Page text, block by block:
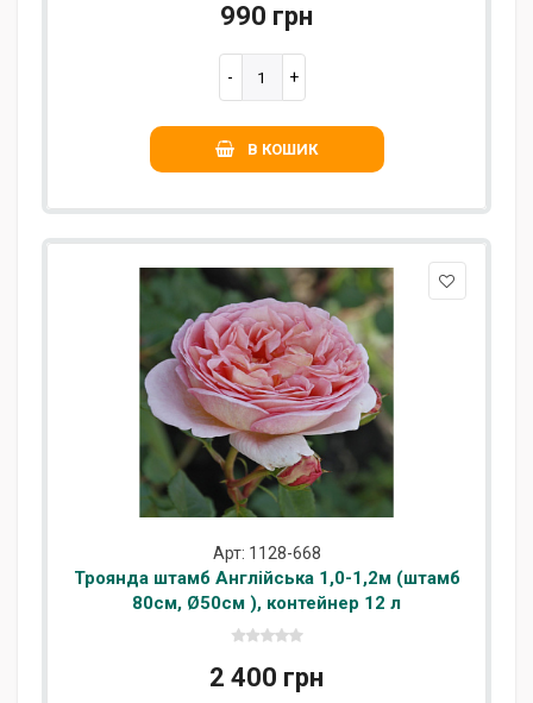
990 грн
В КОШИК
Арт: 1128-668
Троянда штамб Англійська 1,0-1,2м (штамб
80см, Ø50см ), контейнер 12 л
2 400 грн